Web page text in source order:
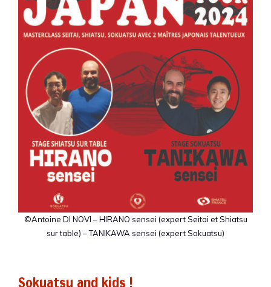
©Antoine DI NOVI – HIRANO sensei (expert Seitai et Shiatsu
sur table) – TANIKAWA sensei (expert Sokuatsu)
Sokuatsu and kids !